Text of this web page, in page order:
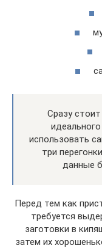
Сразу
использовать
три
данные
Перед тем как
требуется
заготовки в
затем их